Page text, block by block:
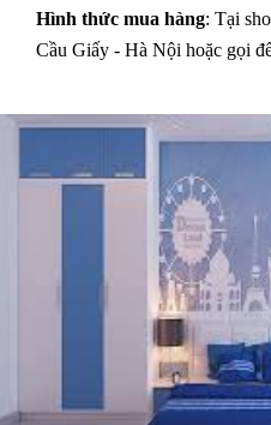
Hình thức mua hàng: Tại
Cầu Giấy - Hà Nội hoặc gọi